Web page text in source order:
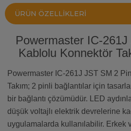
ÜRÜN ÖZELLIKLERI
Powermaster IC-
Kablolu Konnektör
Powermaster IC-261J JST SM 2
Takım; 2 pinli bağlantılar için
bir bağlantı çözümüdür. LED
düşük voltajlı elektrik devrelerine
uygulamalarda kullanılabilir. Erkek